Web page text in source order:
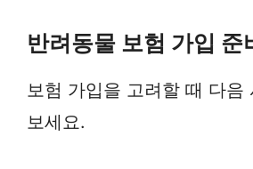
반려동물 보험 가입 준
보험 가입을 고려할 때 다음
보세요.